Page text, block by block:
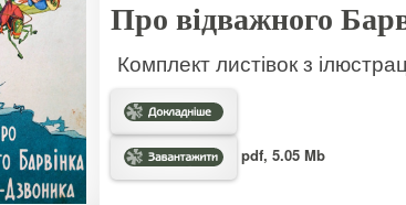
Про відважного
Комплект листівок з
pdf, 5.05 Mb